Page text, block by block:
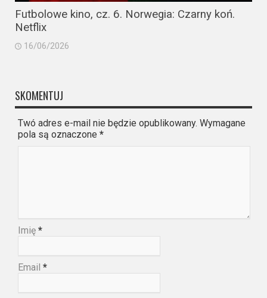
Futbolowe kino, cz. 6. Norwegia: Czarny koń.
Netflix
16/06/2026
SKOMENTUJ
Twó adres e-mail nie będzie opublikowany. Wymagane
pola są oznaczone *
Imię *
Email *